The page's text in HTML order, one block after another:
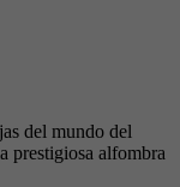
del mundo del
prestigiosa alfombra